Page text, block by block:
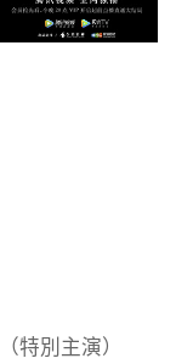
（特別主演）